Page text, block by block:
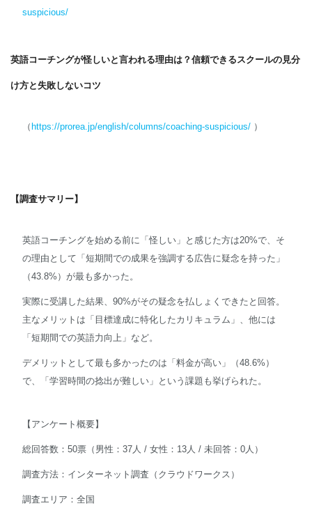
suspicious/
英語コーチングが怪しいと言われる理由は？信頼できるスクールの見分
け方と失敗しないコツ
（https://prorea.jp/english/columns/coaching-suspicious/）
【調査サマリー】
英語コーチングを始める前に「怪しい」と感じた方は20%で、そ
の理由として「短期間での成果を強調する広告に疑念を持った」
（43.8%）が最も多かった。
実際に受講した結果、90%がその疑念を払しょくできたと回答。
主なメリットは「目標達成に特化したカリキュラム」、他には
「短期間での英語力向上」など。
デメリットとして最も多かったのは「料金が高い」（48.6%）
で、「学習時間の捻出が難しい」という課題も挙げられた。
【アンケート概要】
総回答数：50票（男性：37人 / 女性：13人 / 未回答：0人）
調査方法：インターネット調査（クラウドワークス）
調査エリア：全国